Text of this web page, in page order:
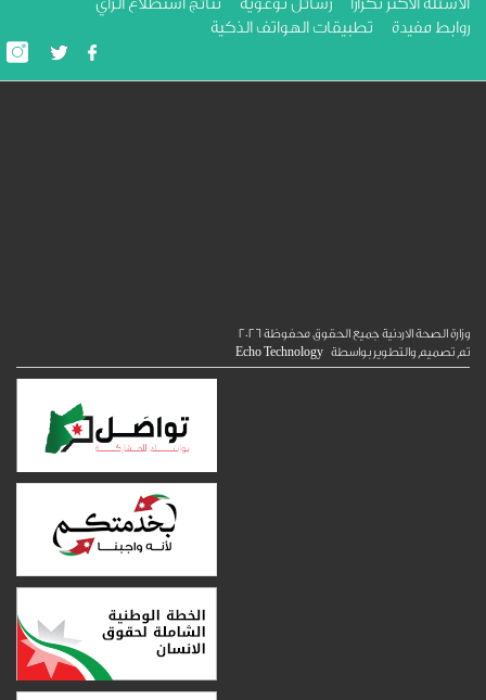
الاكثر تكرارا
رسائل توعوية
نتائج استطلاع الرأي
مفيدة
تطبيقات الهواتف الذكية
الصحة الاردنية جميع الحقوق محفوظة2026
والتطوير بواسطة Echo Technology